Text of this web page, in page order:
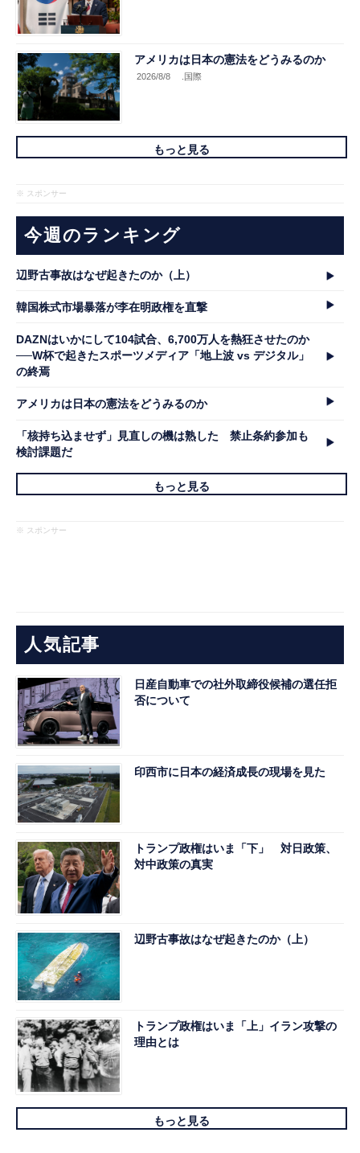
アメリカは日本の憲法をどうみるのか
2026/8/8 .国際
もっと見る
※ スポンサー
今週のランキング
辺野古事故はなぜ起きたのか（上）
韓国株式市場暴落が李在明政権を直撃
DAZNはいかにして104試合、6,700万人を熱狂させたのか
──W杯で起きたスポーツメディア「地上波 vs デジタル」
の終焉
アメリカは日本の憲法をどうみるのか
「核持ち込ませず」見直しの機は熟した 禁止条約参加も
検討課題だ
もっと見る
※ スポンサー
人気記事
日産自動車での社外取締役候補の選任拒
否について
印西市に日本の経済成長の現場を見た
トランプ政権はいま「下」 対日政策、
対中政策の真実
辺野古事故はなぜ起きたのか（上）
トランプ政権はいま「上」イラン攻撃の
理由とは
もっと見る